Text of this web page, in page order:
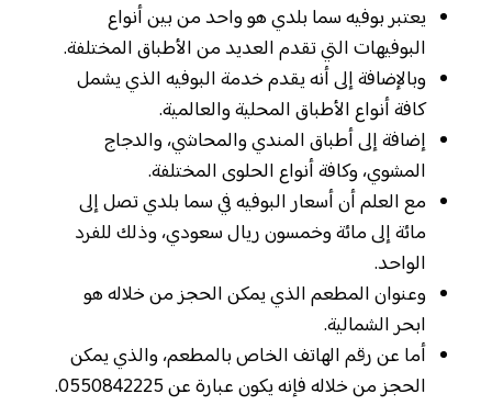
يعتبر بوفيه سما بلدي هو واحد من بين أنواع
البوفيهات التي تقدم العديد من الأطباق المختلفة.
وبالإضافة إلى أنه يقدم خدمة البوفيه الذي يشمل
كافة أنواع الأطباق المحلية والعالمية.
إضافة إلى أطباق المندي والمحاشي، والدجاج
المشوي، وكافة أنواع الحلوى المختلفة.
مع العلم أن أسعار البوفيه في سما بلدي تصل إلى
مائة إلى مائة وخمسون ريال سعودي، وذلك للفرد
الواحد.
وعنوان المطعم الذي يمكن الحجز من خلاله هو
ابحر الشمالية.
أما عن رقم الهاتف الخاص بالمطعم، والذي يمكن
الحجز من خلاله فإنه يكون عبارة عن 0550842225.